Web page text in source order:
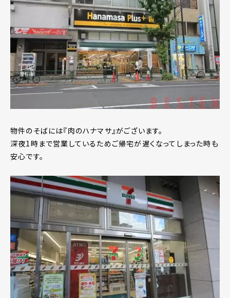
物件のそばには『肉のハナマサ』がございます。
深夜1時まで営業しているためご帰宅が遅くなってしまった時も
安心です。